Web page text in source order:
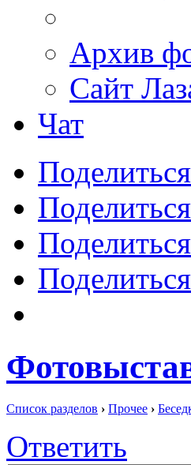
Архив
Сайт
Чат
Список разделов › Прочее ›
Ответить